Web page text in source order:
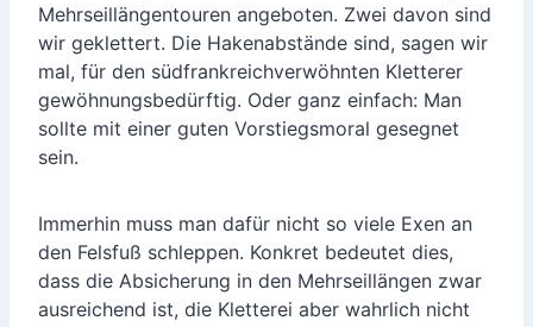
Mehrseillängentouren angeboten. Zwei davon sind
wir geklettert. Die Hakenabstände sind, sagen wir
mal, für den südfrankreichverwöhnten Kletterer
gewöhnungsbedürftig. Oder ganz einfach: Man
sollte mit einer guten Vorstiegsmoral gesegnet
sein.
Immerhin muss man dafür nicht so viele Exen an
den Felsfuß schleppen. Konkret bedeutet dies,
dass die Absicherung in den Mehrseillängen zwar
ausreichend ist, die Kletterei aber wahrlich nicht